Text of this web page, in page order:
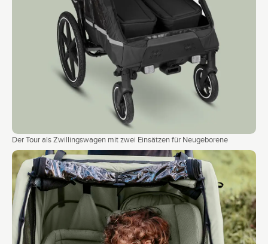
Der Tour als Zwillingswagen mit zwei Einsätzen für Neugeborene